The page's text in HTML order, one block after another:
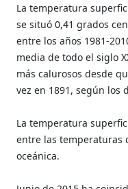
La temperatura
se situó 0,41 grados
entre los años 1981-
media de todo el siglo
más calurosos desde
vez en 1891, según los
La temperatura
entre las temperaturas
oceánica.